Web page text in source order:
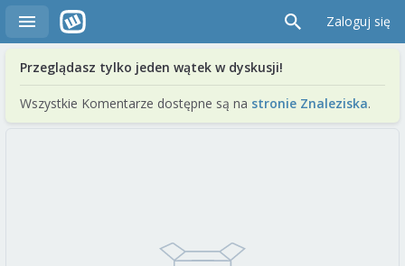
Zaloguj się
Przeglądasz tylko jeden wątek w dyskusji!
Wszystkie Komentarze dostępne są na stronie Znaleziska.